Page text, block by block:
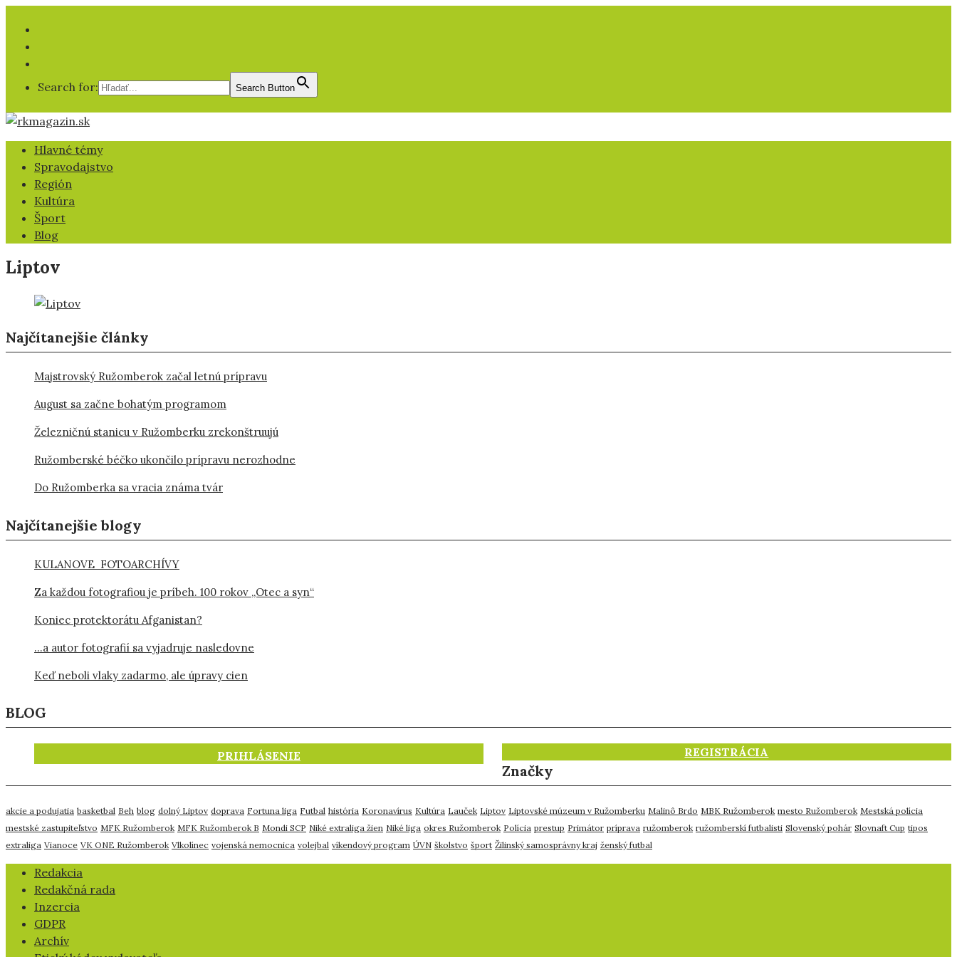
Search for:
Search Button
Hlavné témy
Spravodajstvo
Región
Kultúra
Šport
Blog
Liptov
Najčítanejšie články
Majstrovský Ružomberok začal letnú prípravu
August sa začne bohatým programom
Železničnú stanicu v Ružomberku zrekonštruujú
Ružomberské béčko ukončilo prípravu nerozhodne
Do Ružomberka sa vracia známa tvár
Najčítanejšie blogy
KULANOVE FOTOARCHÍVY
Za každou fotografiou je príbeh. 100 rokov „Otec a syn“
Koniec protektorátu Afganistan?
…a autor fotografií sa vyjadruje nasledovne
Keď neboli vlaky zadarmo, ale úpravy cien
BLOG
PRIHLÁSENIE REGISTRÁCIA
Značky
akcie a podujatia basketbal Beh blog dolný Liptov doprava Fortuna liga Futbal história Koronavírus Kultúra Lauček Liptov Liptovské múzeum v Ružomberku Malinô Brdo MBK Ružomberok mesto Ružomberok Mestská polícia
mestské zastupiteľstvo MFK Ružomberok MFK Ružomberok B Mondi SCP Niké extraliga žien Niké liga okres Ružomberok Polícia prestup Primátor príprava ružomberok ružomberskí futbalisti Slovenský pohár Slovnaft Cup tipos
extraliga Vianoce VK ONE Ružomberok Vlkolínec vojenská nemocnica volejbal víkendový program ÚVN školstvo šport Žilinský samosprávny kraj ženský futbal
​Redakcia
Redakčná rada
Inzercia
GDPR
Archív